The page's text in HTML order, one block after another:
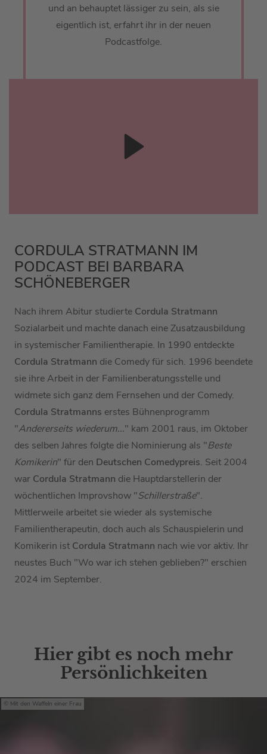
und an behauptet lässiger zu sein, als sie
eigentlich ist, erfahrt ihr in der neuen
Podcastfolge.
CORDULA STRATMANN IM
PODCAST BEI BARBARA
SCHÖNEBERGER
Nach ihrem Abitur studierte Cordula Stratmann
Sozialarbeit und machte danach eine Zusatzausbildung
in systemischer Familientherapie. In 1990 entdeckte
Cordula Stratmann die Comedy für sich. 1996 beendete
sie ihre Arbeit in der Familienberatungsstelle und
widmete sich ganz dem Fernsehen und der Comedy.
Cordula Stratmanns erstes Bühnenprogramm
"Andererseits wiederum..." kam 2001 raus, im Oktober
des selben Jahres folgte die Nominierung als "Beste
Komikerin" für den Deutschen Comedypreis. Seit 2004
war Cordula Stratmann die Hauptdarstellerin der
wöchentlichen Improvshow "Schillerstraße".
Mittlerweile arbeitet sie wieder als systemische
Familientherapeutin, doch auch als Schauspielerin und
Komikerin ist Cordula Stratmann nach wie vor aktiv. Ihr
neustes Buch "Wo war ich stehen geblieben?" erschien
2024 im September.
Hier gibt es noch mehr
Persönlichkeiten
Mit den Waffeln einer Frau